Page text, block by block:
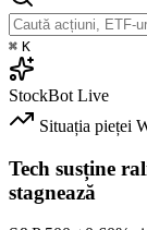
⌘ K
StockBot Live
Situația pieței
Tech susține
stagnează